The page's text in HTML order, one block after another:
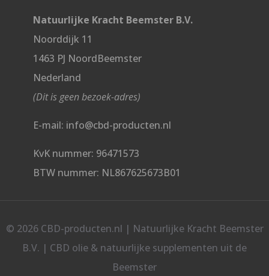
Natuurlijke Kracht Beemster B.V.
Noorddijk 11
1463 PJ NoordBeemster
Nederland
(Dit is geen bezoek-adres)
E-mail: info@cbd-producten.nl
KvK nummer: 96471573
BTW nummer: NL867625673B01
© 2026 CBD-producten.nl | Natuurlijke Kracht Beemster
B.V. | CBD olie & natuurlijke supplementen uit de
Beemster